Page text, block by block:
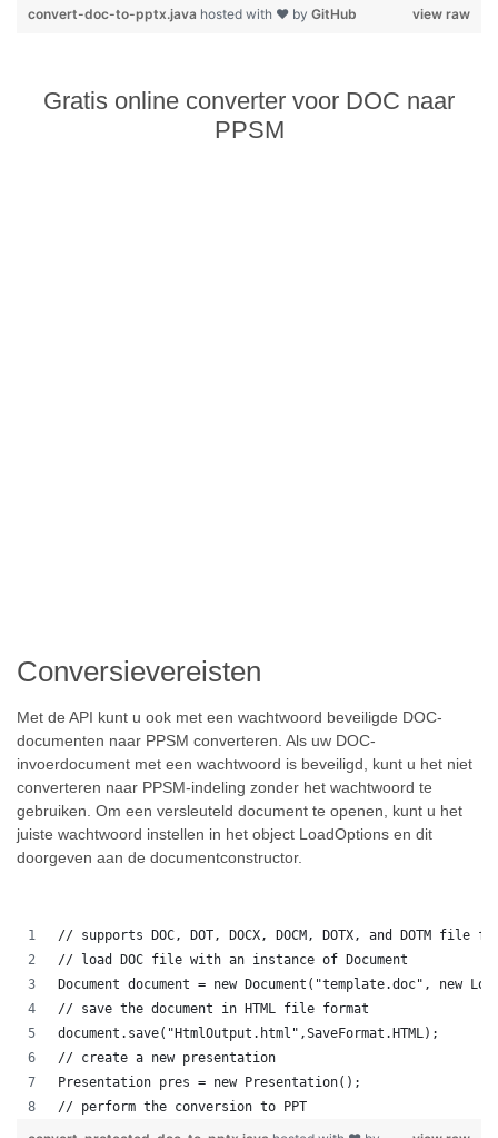
view raw
convert-doc-to-pptx.java hosted with ❤ by GitHub
Gratis online converter voor DOC naar
PPSM
Conversievereisten
Met de API kunt u ook met een wachtwoord beveiligde DOC-
documenten naar PPSM converteren. Als uw DOC-
invoerdocument met een wachtwoord is beveiligd, kunt u het niet
converteren naar PPSM-indeling zonder het wachtwoord te
gebruiken. Om een versleuteld document te openen, kunt u het
juiste wachtwoord instellen in het object LoadOptions en dit
doorgeven aan de documentconstructor.
// supports DOC, DOT, DOCX, DOCM, DOTX, and DOTM file
// load DOC file with an instance of Document
Document document = new Document("template.doc", new
// save the document in HTML file format
document.save("HtmlOutput.html",SaveFormat.HTML);
// create a new presentation
Presentation pres = new Presentation();
// perform the conversion to PPT